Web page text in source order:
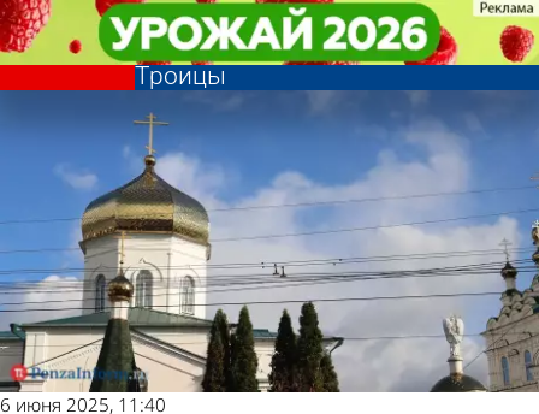
Пензенцев приглашают на
богослужения в день Святой
Троицы
Общество
6 июня 2025, 11:40
Пензенцев приглашают на
богослужения в день Святой
Троицы
Общество
Другие новости по
теме
Погода и курсы
валют в Пензе